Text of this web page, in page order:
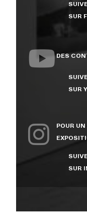
ACTIVITÉS
À
NOUS
CENTRE
SUR
DES
SUR
POUR
SUR